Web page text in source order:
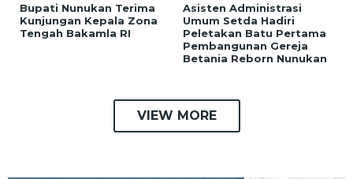
Bupati Nunukan Terima
Kunjungan Kepala Zona
Tengah Bakamla RI
Asisten Administrasi
Umum Setda Hadiri
Peletakan Batu Pertama
Pembangunan Gereja
Betania Reborn Nunukan
VIEW MORE